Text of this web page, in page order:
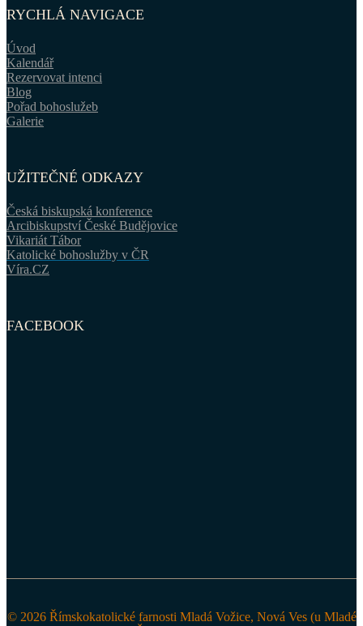
RYCHLÁ NAVIGACE
Úvod
Kalendář
Rezervovat intenci
Blog
Pořad bohoslužeb
Galerie
UŽITEČNÉ ODKAZY
Česká biskupská konference
Arcibiskupství České Budějovice
Vikariát Tábor
Katolické bohoslužby v ČR
Víra.CZ
FACEBOOK
© 2026 Římskokatolické farnosti Mladá Vožice, Nová Ves (u Mladé